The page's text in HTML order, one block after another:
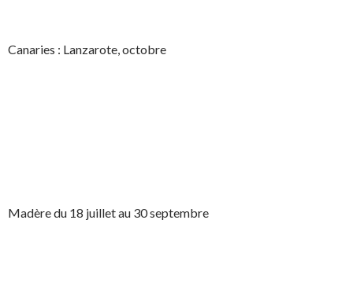
Canaries : Lanzarote, octobre
Madère du 18 juillet au 30 septembre